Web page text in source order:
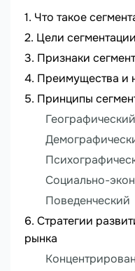
Что такое
Цели сегментации
Признаки
Преимущества и
Принципы
Географический
Социально-
Поведенческий
Стратегии
рынка